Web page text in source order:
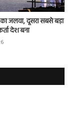
जलवा, दूसरा सबसे बड़ा
देश बना